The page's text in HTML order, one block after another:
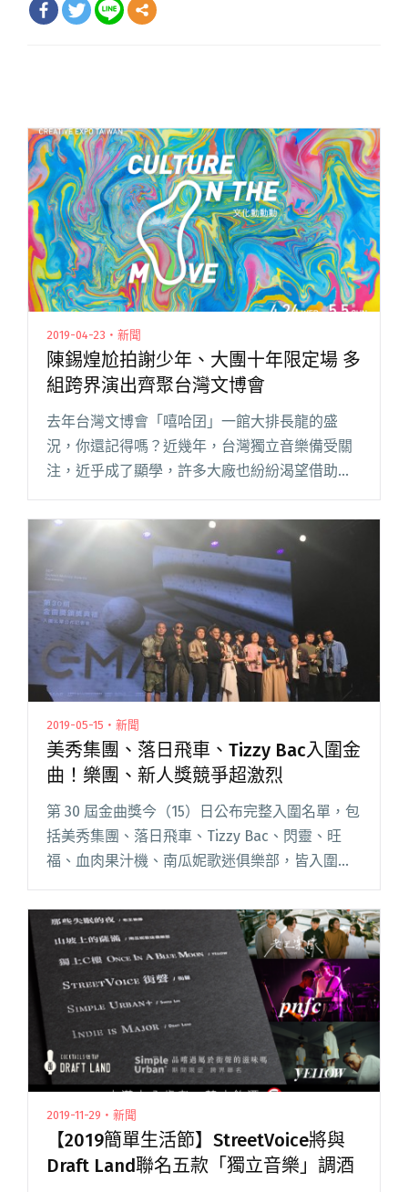
2019-04-23・新聞
陳錫煌尬拍謝少年、大團十年限定場 多
組跨界演出齊聚台灣文博會
去年台灣文博會「嘻哈囝」一館大排長龍的盛
況，你還記得嗎？近幾年，台灣獨立音樂備受關
注，近乎成了顯學，許多大廠也紛紛渴望借助獨
事，反映當代最受矚目的文化力量，今年，獨立
音樂圈自然也沒缺席。 2019年台閱讀全文 "陳錫
煌尬拍謝少年、大團十年限定場 多組跨界演出齊
聚台灣文博會"
2019-05-15・新聞
美秀集團、落日飛車、Tizzy Bac入圍金
曲！樂團、新人獎競爭超激烈
第 30 屆金曲獎今（15）日公布完整入圍名單，包
括美秀集團、落日飛車、Tizzy Bac、閃靈、旺
福、血肉果汁機、南瓜妮歌迷俱樂部，皆入圍了
「最佳樂團獎」，名單平均呈現各世代的樂團人
物，競爭激烈。另外，近年名單特別精彩的「最
佳新人獎」，同閱讀全文 "美秀集團、落日飛
車、Tizzy Bac入圍金曲！樂團、新人獎競爭超激
烈"
2019-11-29・新聞
【2019簡單生活節】StreetVoice將與
Draft Land聯名五款「獨立音樂」調酒